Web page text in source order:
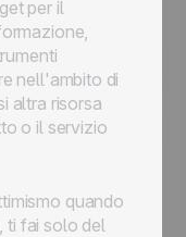
per il
nell'ambito di
altra risorsa
o il servizio
quando
ti fai solo del